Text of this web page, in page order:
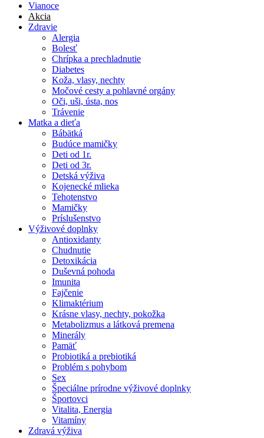
Vianoce
Akcia
Zdravie
Alergia
Bolesť
Chrípka a prechladnutie
Diabetes
Koža, vlasy, nechty
Močové cesty a pohlavné orgány
Oči, uši, ústa, nos
Trávenie
Matka a dieťa
Bábätká
Budúce mamičky
Deti od 1r.
Deti od 3r.
Detská výživa
Kojenecké mlieka
Tehotenstvo
Mamičky
Príslušenstvo
Výživové doplnky
Antioxidanty
Chudnutie
Detoxikácia
Duševná pohoda
Imunita
Fajčenie
Klimaktérium
Krásne vlasy, nechty, pokožka
Metabolizmus a látková premena
Minerály
Pamäť
Probiotiká a prebiotiká
Problém s pohybom
Sex
Špeciálne prírodne výživové doplnky
Športovci
Vitalita, Energia
Vitamíny
Zdravá výživa